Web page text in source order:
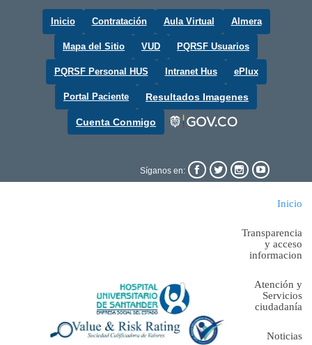
Inicio Contratación Aula Virtual Almera
Mapa del Sitio VUD PQRSF Usuarios
PQRSF Personal HUS Intranet Hus ePlux
Portal Paciente Resultados Imagenes
Cuenta Conmigo
Síganos en:    
Inicio
Transparencia
y acceso
informacion
Atención y
Servicios
ciudadanía
Noticias